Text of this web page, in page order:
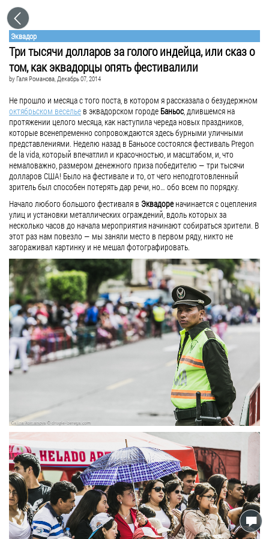
Эквадор
Три тысячи долларов за голого индейца, или сказ о
том, как эквадорцы опять фестивалили
byГаля Романова, Декабрь 07, 2014
Не прошло и месяца с того поста, в котором я рассказала о безудержном
октябрьском веселье в эквадорском городе Баньос, длившемся на
протяжении целого месяца, как наступила череда новых праздников,
которые всенепременно сопровождаются здесь бурными уличными
представлениями. Неделю назад в Баньосе состоялся фестиваль Pregon
de la vida, который впечатлил и красочностью, и масштабом, и, что
немаловажно, размером денежного приза победителю — три тысячи
долларов США! Было на фестивале и то, от чего неподготовленный
зритель был способен потерять дар речи, но… обо всем по порядку.
Начало любого большого фестиваля в Эквадореначинается с оцепления
улиц и установки металлических ограждений, вдоль которых за
несколько часов до начала мероприятия начинают собираться зрители. В
этот раз нам повезло — мы заняли место в первом ряду, никто не
загораживал картинку и не мешал фотографировать.